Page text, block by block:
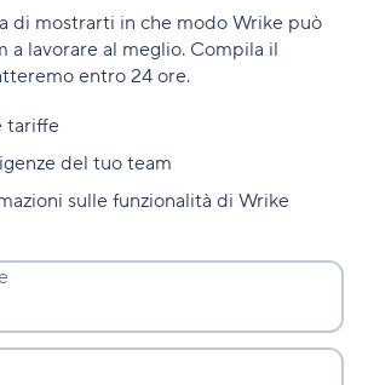
di mostrarti in che modo Wrike può
a lavorare al meglio. Compila il
entro 24 ore.
tariffe
del tuo team
sulle funzionalità di Wrike